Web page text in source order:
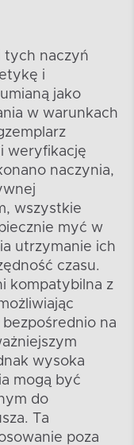
tych naczyń
i
jako
w warunkach
weryfikację
naczynia,
wszystkie
myć w
utrzymanie ich
czasu.
kompatybilna z
na
wysoka
mogą być
do
Ta
poza